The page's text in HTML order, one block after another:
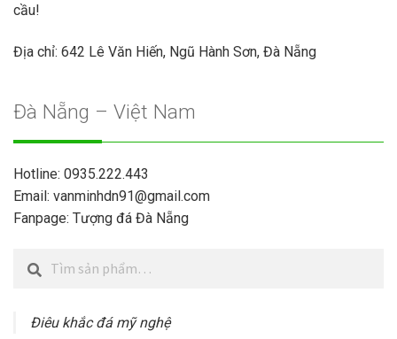
cầu!
Địa chỉ: 642 Lê Văn Hiến, Ngũ Hành Sơn, Đà Nẵng
Đà Nẵng – Việt Nam
Hotline: 0935.222.443
Email: vanminhdn91@gmail.com
Fanpage: Tượng đá Đà Nẵng
Tìm
kiếm:
Tìm
kiếm
Điêu khắc đá mỹ nghệ